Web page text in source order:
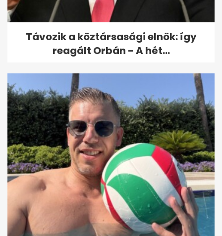
Távozik a köztársasági elnök: így
reagált Orbán - A hét...